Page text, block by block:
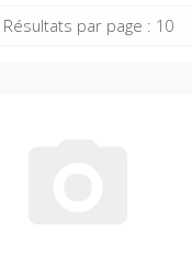
Résultats par page : 10